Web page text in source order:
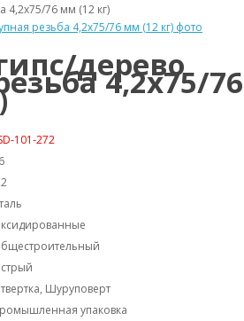
4,2х75/76 мм (12 кг)
дерево
4,2х75/76
101-272
Шуруповерт
упаковка